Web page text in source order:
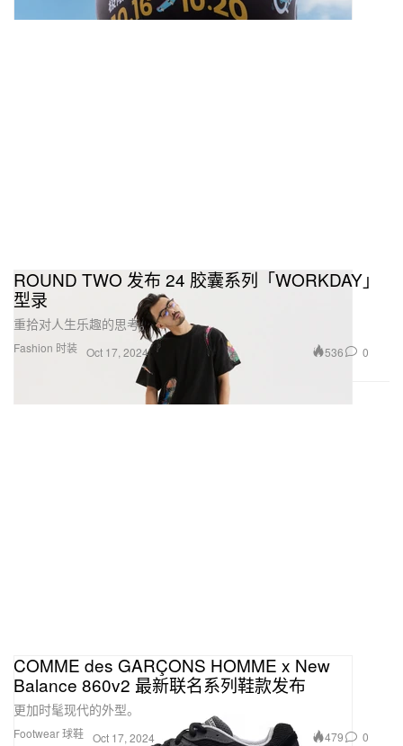
Fashion 时装
ROUND TWO 发布 24 胶囊系列「WORKDAY」
型录
重拾对人生乐趣的思考。
Oct 17, 2024 536 0
Footwear 球鞋
COMME des GARÇONS HOMME x New
Balance 860v2 最新联名系列鞋款发布
更加时髦现代的外型。
Oct 17, 2024 479 0